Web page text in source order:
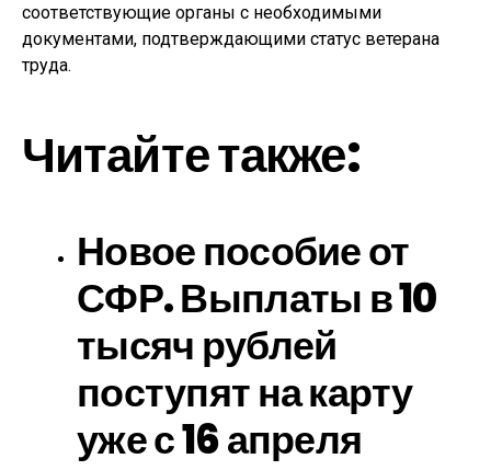
соответствующие органы с необходимыми
документами, подтверждающими статус ветерана
труда.
Читайте также:
Новое пособие от
СФР. Выплаты в 10
тысяч рублей
поступят на карту
уже с 16 апреля